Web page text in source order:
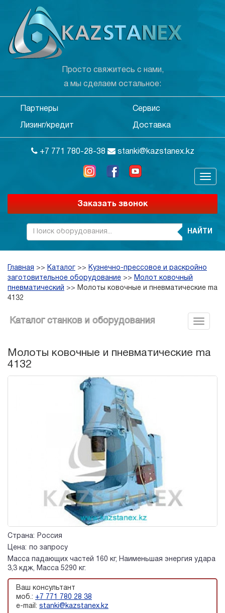
Просто свяжитесь с нами,
а мы сделаем остальное:
Партнеры Сервис
Лизинг/кредит Доставка
+7 771 780-28-38 stanki@kazstanex.kz
Заказать звонок
НАЙТИ
Главная >> Каталог >> Кузнечно-прессовое и раскройно
заготовительное оборудование >> Молот ковочный
пневматический >> Молоты ковочные и пневматические ma
4132
Каталог станков и оборудования
Молоты ковочные и пневматические ma
4132
Страна:
Россия
Цена:
по запросу
Масса падающих частей 160 кг, Наименьшая энергия удара
3,3 кдж, Масса 5290 кг.
Ваш консультант
моб.: +7 771 780 28 38
e-mail: stanki@kazstanex.kz